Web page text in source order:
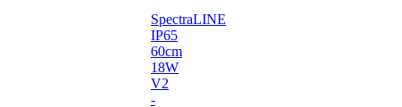
SpectraLINE
IP65
60cm
18W
V2
-